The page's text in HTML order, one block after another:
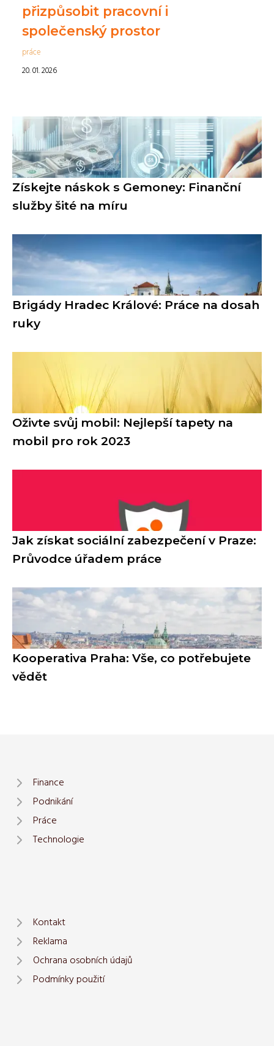
přizpůsobit pracovní i
společenský prostor
práce
20. 01. 2026
Získejte náskok s Gemoney: Finanční
služby šité na míru
Brigády Hradec Králové: Práce na dosah
ruky
Oživte svůj mobil: Nejlepší tapety na
mobil pro rok 2023
Jak získat sociální zabezpečení v Praze:
Průvodce úřadem práce
Kooperativa Praha: Vše, co potřebujete
vědět
Finance
Podnikání
Práce
Technologie
Kontakt
Reklama
Ochrana osobních údajů
Podmínky použití